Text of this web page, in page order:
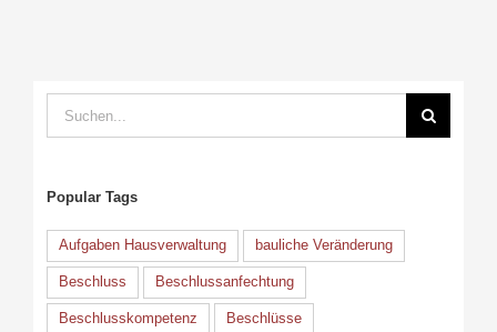
Suche
nach:
Popular Tags
Aufgaben Hausverwaltung bauliche Veränderung
Beschluss Beschlussanfechtung
Beschlusskompetenz Beschlüsse